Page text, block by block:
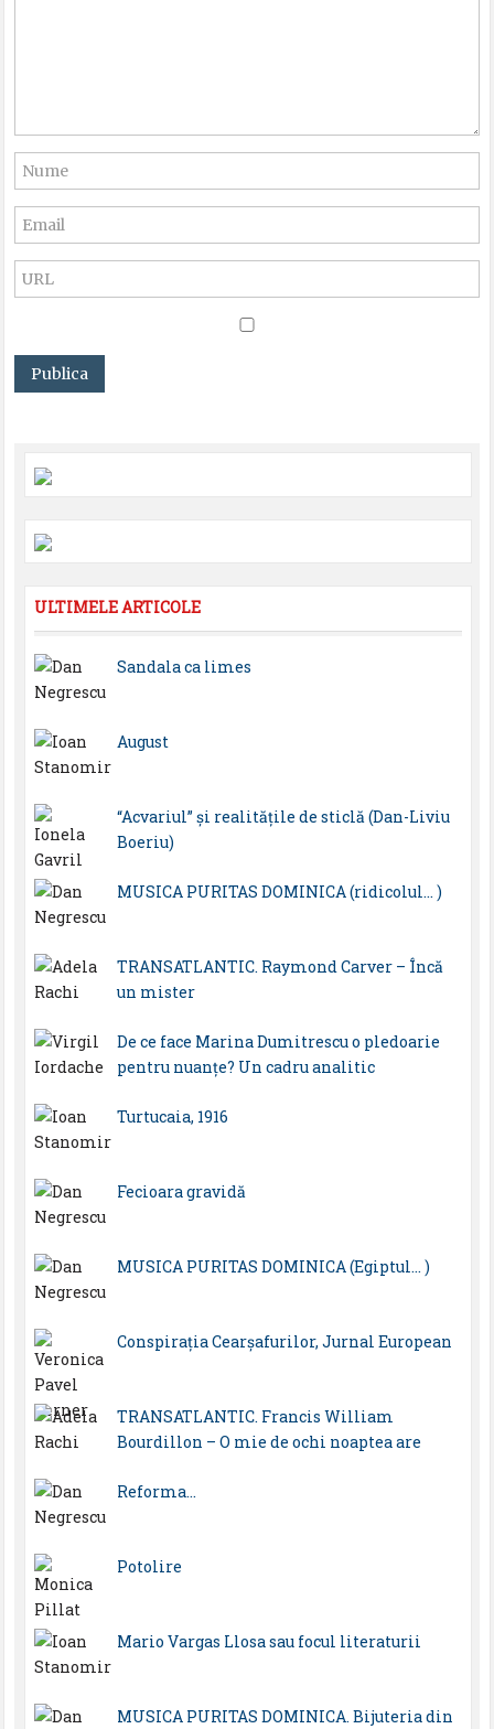
ULTIMELE ARTICOLE
Sandala ca limes
August
“Acvariul” și realitățile de sticlă (Dan-Liviu
Boeriu)
MUSICA PURITAS DOMINICA (ridicolul… )
TRANSATLANTIC. Raymond Carver – Încă
un mister
De ce face Marina Dumitrescu o pledoarie
pentru nuanțe? Un cadru analitic
Turtucaia, 1916
Fecioara gravidă
MUSICA PURITAS DOMINICA (Egiptul… )
Conspirația Cearșafurilor, Jurnal European
TRANSATLANTIC. Francis William
Bourdillon – O mie de ochi noaptea are
Reforma…
Potolire
Mario Vargas Llosa sau focul literaturii
MUSICA PURITAS DOMINICA. Bijuteria din